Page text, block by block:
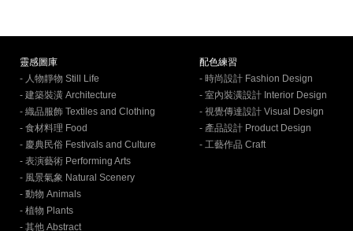
靈感圖庫
- 人物靜物 Still Life
- 建築裝潢 Architecture
- 織品服飾 Textiles and Clothing
- 食材料理 Food
- 慶典民俗 Festivals and Culture
- 表演藝術 Performing Arts
- 風景氣象 Natural Scenery
- 動物 Animals
- 植物 Plants
- 其他 Abstract
配色練習
- 時尚設計 Fashion Design
- 室內裝潢設計 Interior Design
- 視覺傳達設計 Visual Design
- 產品設計 Product Design
- 工藝作品 Craft